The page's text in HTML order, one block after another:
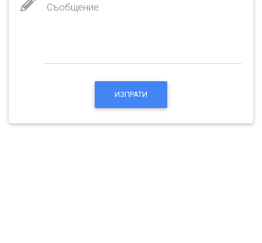
Съобщение
ИЗПРАТИ